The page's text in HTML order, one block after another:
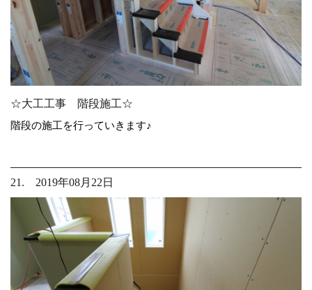
☆大工工事 階段施工☆
階段の施工を行っていきます♪
21. 2019年08月22日